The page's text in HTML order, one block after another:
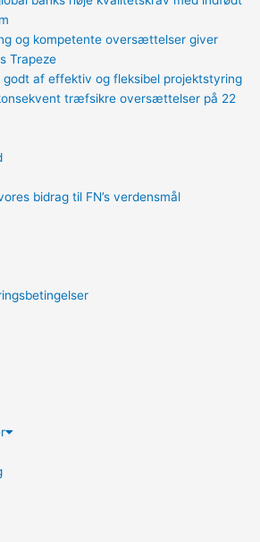
og kompetente oversættelser giver
Trapeze
godt af effektiv og fleksibel projektstyring
træfsikre oversættelser på 22
bidrag til FN’s verdensmål